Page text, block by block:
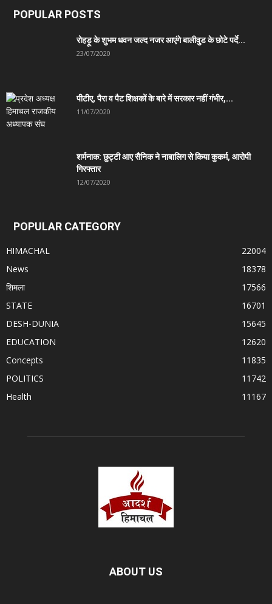
POPULAR POSTS
रोहड़ू के शुभम धवन जल्द नजर आएंगे बालीवुड के छोटे पर्दे...
23/07/2020
पीटीए, पैरा व पैट शिक्षकों के बारे में सरकार नहीं गंभीर,...
11/07/2020
शर्मनाक: छुट्टी आए सैनिक ने नाबालिग से किया कुकर्म, आरोपी
गिरफ्तार
12/07/2020
POPULAR CATEGORY
HIMACHAL
22004
News
18378
शिमला
17566
STATE
16701
DESH-DUNIA
15645
EDUCATION
12620
Concepts
11835
POLITICS
11742
Health
11167
ABOUT US